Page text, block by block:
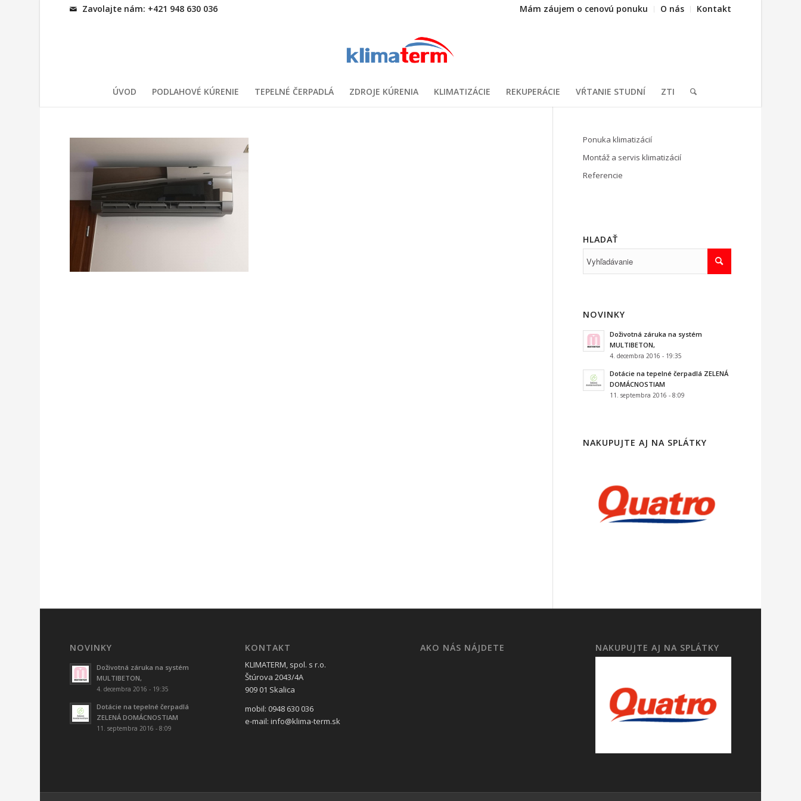
Mám záujem o cenovú ponuku O nás Kontakt
Zavolajte nám: +421 948 630 036
ÚVOD PODLAHOVÉ KÚRENIE TEPELNÉ ČERPADLÁ ZDROJE KÚRENIA KLIMATIZÁCIE REKUPERÁCIE VŔTANIE STUDNÍ ZTI
Ponuka klimatizácií
Montáž a servis klimatizácií
Referencie
HLADAŤ
NOVINKY
Doživotná záruka na systém
MULTIBETON,
4. decembra 2016 - 19:35
Dotácie na tepelné čerpadlá ZELENÁ
DOMÁCNOSTIAM
11. septembra 2016 - 8:09
NAKUPUJTE AJ NA SPLÁTKY
NOVINKY
Doživotná záruka na systém
MULTIBETON,
4. decembra 2016 - 19:35
Dotácie na tepelné čerpadlá
ZELENÁ DOMÁCNOSTIAM
11. septembra 2016 - 8:09
KONTAKT
KLIMATERM, spol. s r.o.
Štúrova 2043/4A
909 01 Skalica
mobil: 0948 630 036
e-mail: info@klima-term.sk
AKO NÁS NÁJDETE NAKUPUJTE AJ NA SPLÁTKY